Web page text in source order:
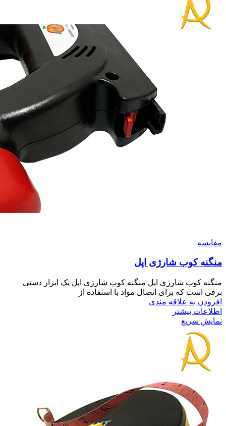
مقايسه
منگنه کوب شارژی اپل
منگنه کوب شارژی اپل منگنه کوب شارژی اپل یک ابزار دستی
برقی است که برای اتصال مواد با استفاده از
افزودن به علاقه مندی
اطلاعات بیشتر
نمایش سریع